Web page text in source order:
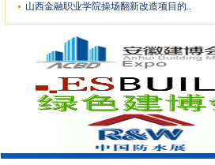
山西金融职业学院操场翻新改造项目的..